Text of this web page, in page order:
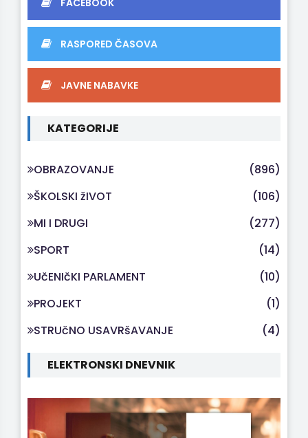
FACEBOOK
RASPORED ČASOVA
JAVNE NABAVKE
KATEGORIJE
OBRAZOVANJE
(896)
ŠKOLSKI žIVOT
(106)
MI I DRUGI
(277)
SPORT
(14)
UčENIčKI PARLAMENT
(10)
PROJEKT
(1)
STRUčNO USAVRšAVANJE
(4)
ELEKTRONSKI DNEVNIK